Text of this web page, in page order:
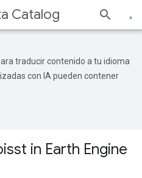
Catalog
traducir contenido a tu idioma
con IA pueden contener
in Earth Engine